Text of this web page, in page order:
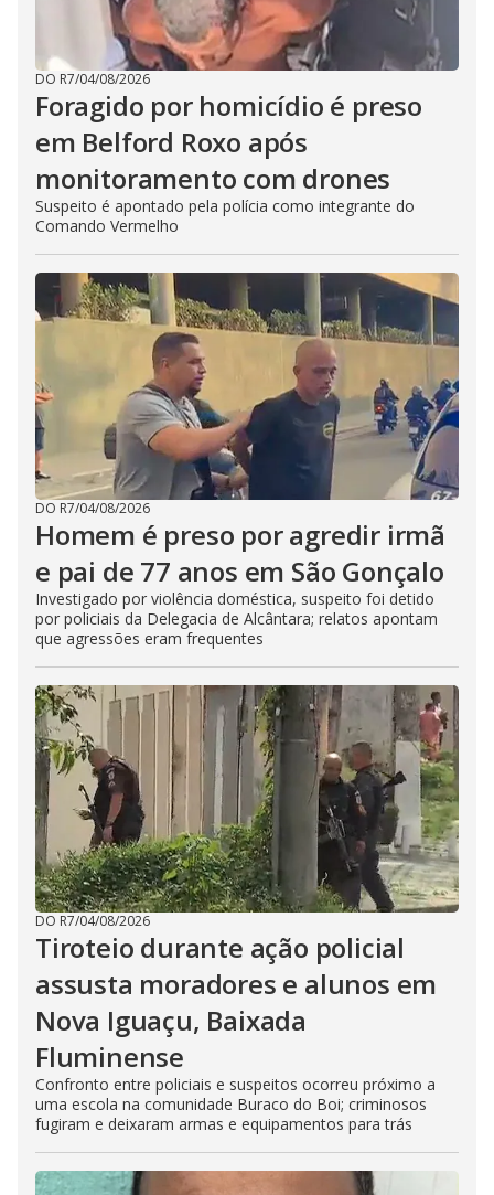
DO R7/04/08/2026
Foragido por homicídio é preso
em Belford Roxo após
monitoramento com drones
Suspeito é apontado pela polícia como integrante do
Comando Vermelho
DO R7/04/08/2026
Homem é preso por agredir irmã
e pai de 77 anos em São Gonçalo
Investigado por violência doméstica, suspeito foi detido
por policiais da Delegacia de Alcântara; relatos apontam
que agressões eram frequentes
DO R7/04/08/2026
Tiroteio durante ação policial
assusta moradores e alunos em
Nova Iguaçu, Baixada
Fluminense
Confronto entre policiais e suspeitos ocorreu próximo a
uma escola na comunidade Buraco do Boi; criminosos
fugiram e deixaram armas e equipamentos para trás